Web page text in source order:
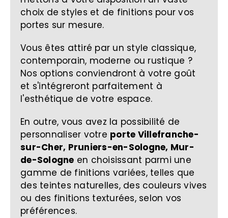
choix de styles et de finitions pour vos
portes sur mesure.
Vous êtes attiré par un style classique,
contemporain, moderne ou rustique ?
Nos options conviendront à votre goût
et s'intégreront parfaitement à
l'esthétique de votre espace.
En outre, vous avez la possibilité de
personnaliser votre porte Villefranche-
sur-Cher, Pruniers-en-Sologne, Mur-
de-Sologne en choisissant parmi une
gamme de finitions variées, telles que
des teintes naturelles, des couleurs vives
ou des finitions texturées, selon vos
préférences.